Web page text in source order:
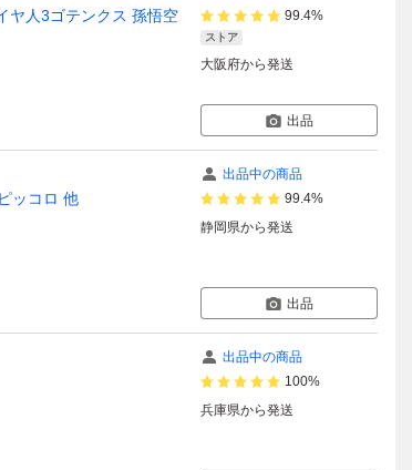
ヤ人3ゴテンクス 孫悟空
99.4%
ストア
大阪府から発送
出品
ッコロ 他
出品中の商品
99.4%
静岡県から発送
出品
出品中の商品
100%
兵庫県から発送